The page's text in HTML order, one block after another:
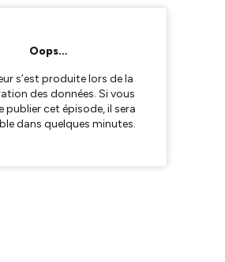
Oops…
s’est produite lors de la
des données. Si vous
publier cet épisode, il sera
dans quelques minutes.